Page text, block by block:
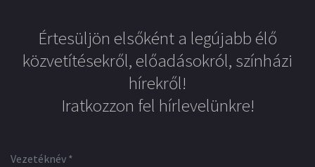
Értesüljön elsőként a legújabb élő
közvetítésekről, előadásokról, színházi
hírekről!
Iratkozzon fel hírlevelünkre!